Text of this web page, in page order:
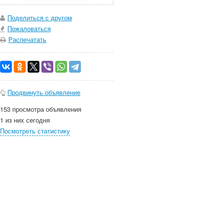
Поделиться с другом
Пожаловаться
Распечатать
Продвинуть объявление
153 просмотра объявления
1 из них сегодня
Посмотреть статистику